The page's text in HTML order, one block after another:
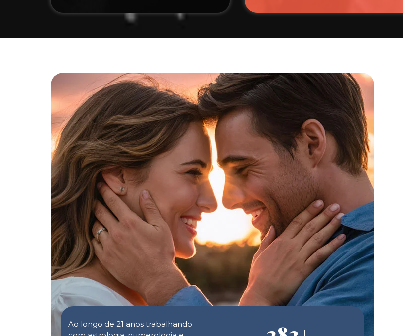
Ao longo de 21 anos trabalhando